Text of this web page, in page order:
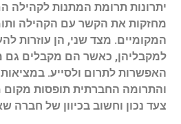
יתרונות תרומת המתנות לקהילה
מחזקות את הקשר עם הקהילה
המקומיים. מצד שני, הן עוזרות
למקבליהן, כאשר הם מקבלים גם
האפשרות לתרום ולסייע.
והתרומה החברתית תופסות מקום
צעד נכון וחשוב בכיוון של